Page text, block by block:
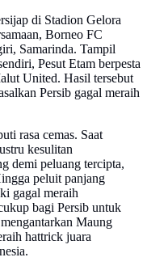
di Stadion Gelora
Borneo FC
Samarinda. Tampil
Pesut Etam berpesta
United. Hasil tersebut
Persib gagal meraih
rasa cemas. Saat
kesulitan
demi peluang tercipta,
peluit panjang
gagal meraih
bagi Persib untuk
Maung
hattrick juara